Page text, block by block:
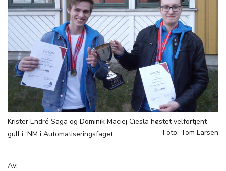
Krister Endré Saga og Dominik Maciej Ciesla høstet velfortjent
gull i NM i Automatiseringsfaget.
Foto: Tom Larsen
Av: